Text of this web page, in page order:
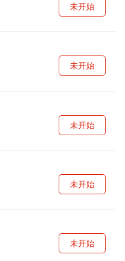
未开始
未开始
未开始
未开始
未开始